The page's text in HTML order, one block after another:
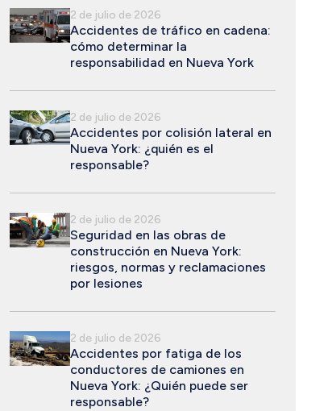
2 de julio de 2026
Accidentes de tráfico en cadena:
cómo determinar la
responsabilidad en Nueva York
2 de julio de 2026
Accidentes por colisión lateral en
Nueva York: ¿quién es el
responsable?
2 de julio de 2026
Seguridad en las obras de
construcción en Nueva York:
riesgos, normas y reclamaciones
por lesiones
2 de julio de 2026
Accidentes por fatiga de los
conductores de camiones en
Nueva York: ¿Quién puede ser
responsable?